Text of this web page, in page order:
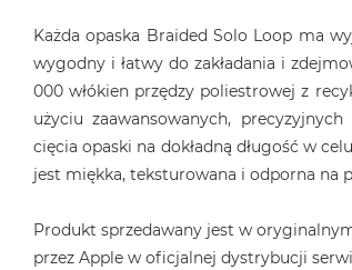
Każda opaska Braided Solo Loop ma
wygodny i łatwy do zakładania i
000 włókien przędzy poliestrowej z
użyciu zaawansowanych,
cięcia opaski na dokładną długość w
jest miękka, teksturowana i odporna na
Produkt sprzedawany jest w
przez Apple w oficjalnej dystrybucji